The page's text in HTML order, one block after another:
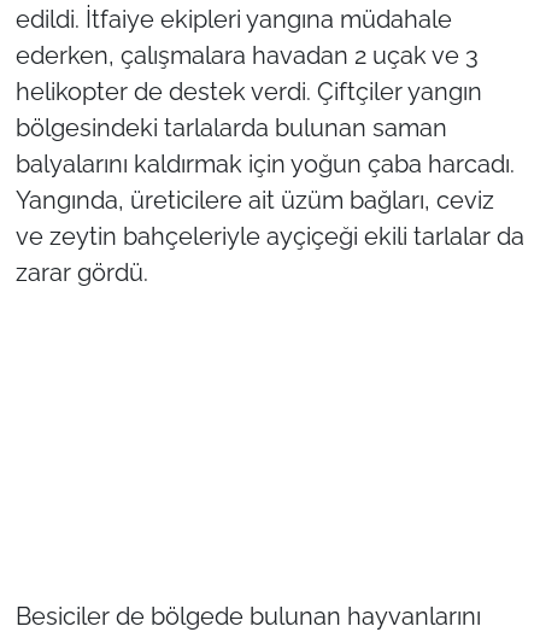
edildi. İtfaiye ekipleri yangına müdahale
ederken, çalışmalara havadan 2 uçak ve 3
helikopter de destek verdi. Çiftçiler yangın
bölgesindeki tarlalarda bulunan saman
balyalarını kaldırmak için yoğun çaba harcadı.
Yangında, üreticilere ait üzüm bağları, ceviz
ve zeytin bahçeleriyle ayçiçeği ekili tarlalar da
zarar gördü.
Besiciler de bölgede bulunan hayvanlarını
Dış Haberler
Magazin
İş Dünyası
Bilim Teknoloji